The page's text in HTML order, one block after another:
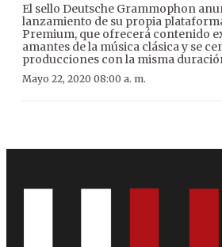
El sello Deutsche Grammophon
lanzamiento de su propia
Premium, que ofrecerá contenido
amantes de la música clásica y se
producciones con la misma
Mayo 22, 2020 08:00 a. m.